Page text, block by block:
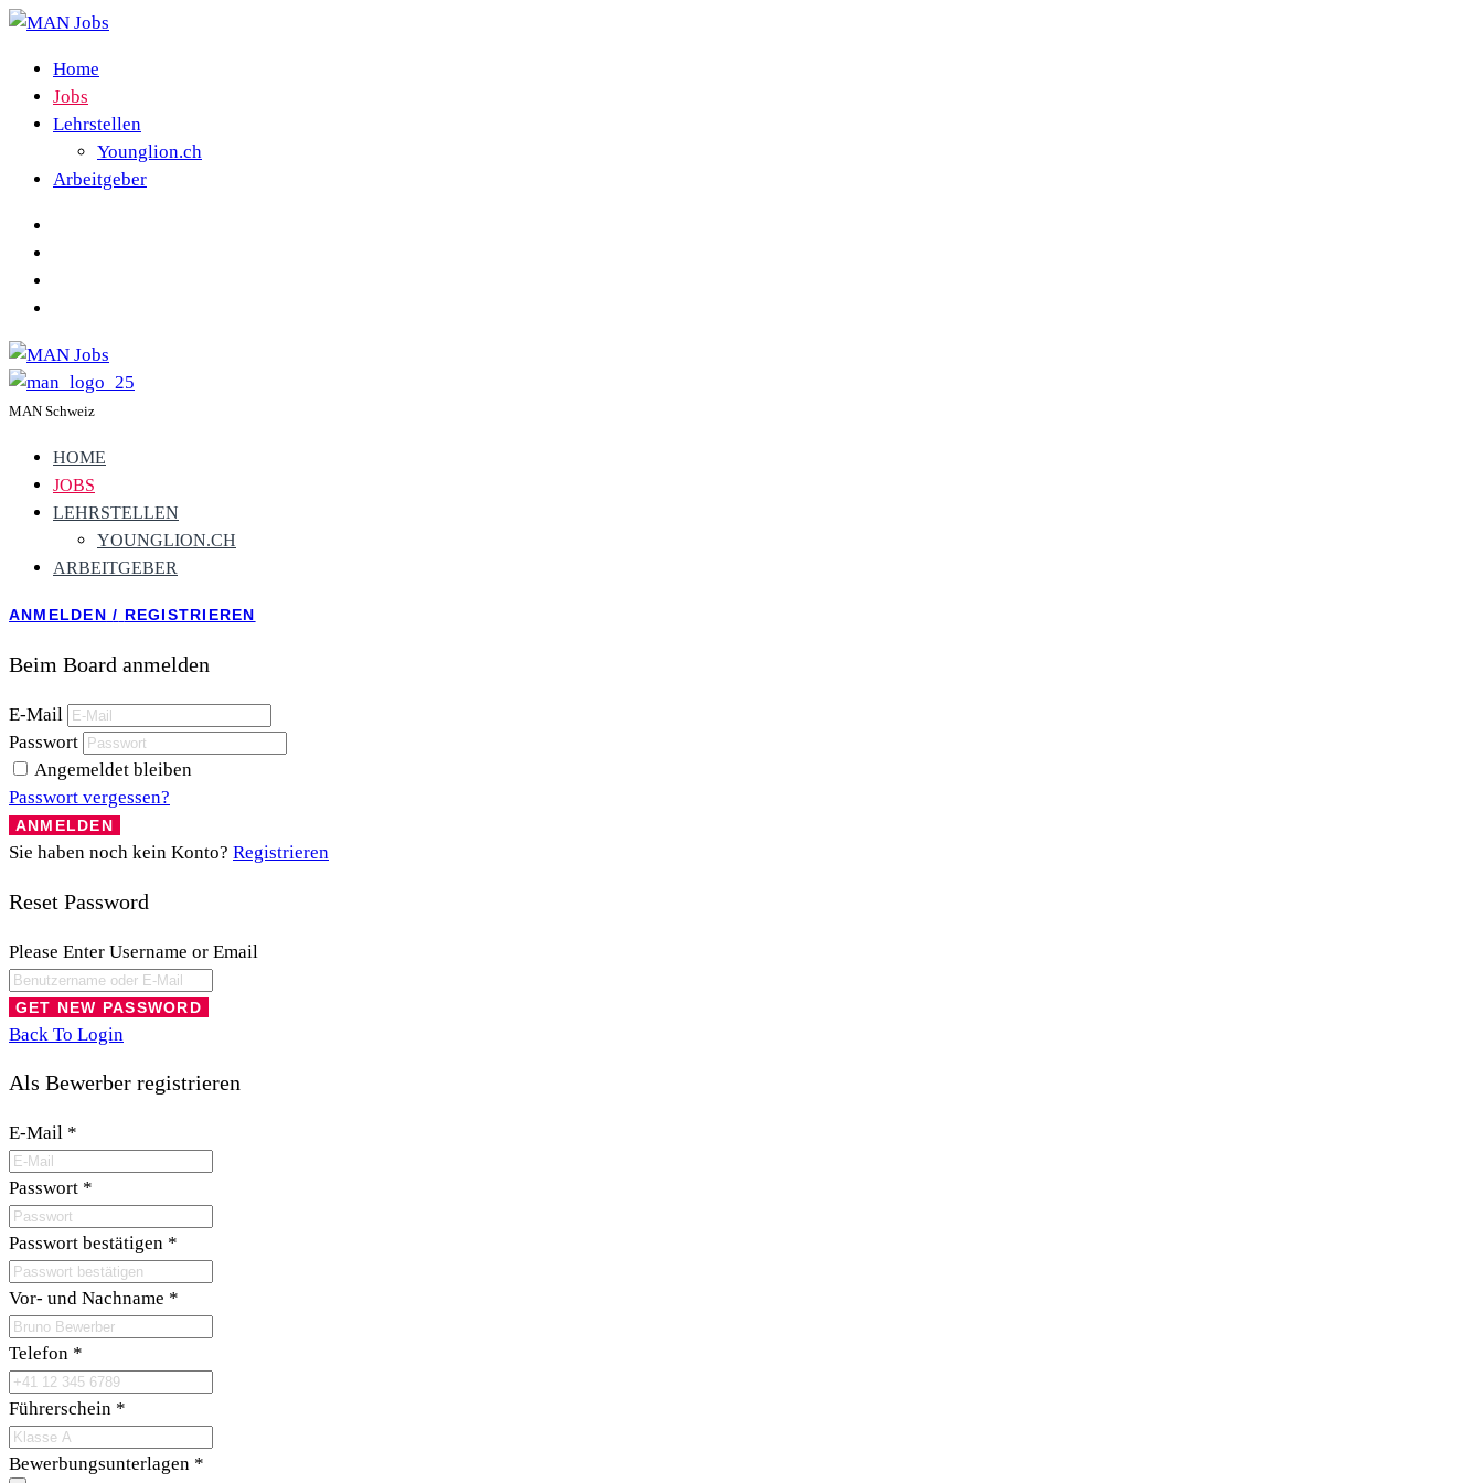
Home
Jobs
Lehrstellen
Younglion.ch
Arbeitgeber
MAN Schweiz
HOME
JOBS
LEHRSTELLEN
YOUNGLION.CH
ARBEITGEBER
ANMELDEN / REGISTRIEREN
Beim Board anmelden
E-Mail
Passwort
Angemeldet bleiben
Passwort vergessen?
Sie haben noch kein Konto? Registrieren
Reset Password
Please Enter Username or Email
Back To Login
Als Bewerber registrieren
E-Mail *
Passwort *
Passwort bestätigen *
Vor- und Nachname *
Telefon *
Führerschein *
Bewerbungsunterlagen *